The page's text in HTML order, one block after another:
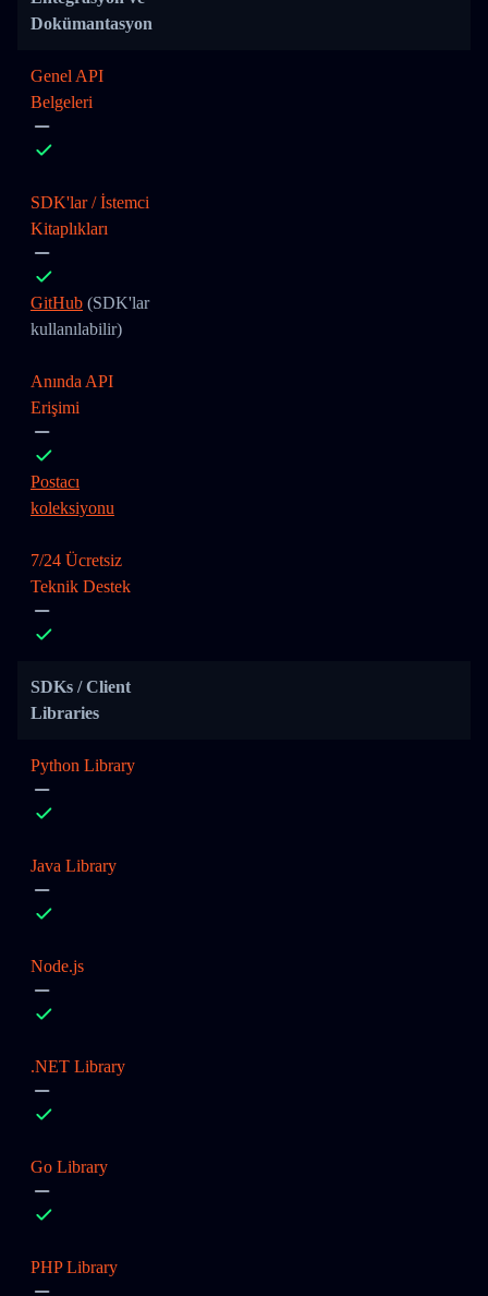
Dokümantasyon
Genel API
Belgeleri
SDK'lar / İstemci
Kitaplıkları
GitHub (SDK'lar
kullanılabilir)
Anında API
Erişimi
Postacı
koleksiyonu
7/24 Ücretsiz
Teknik Destek
SDKs / Client
Libraries
Python Library
Java Library
Node.js
.NET Library
Go Library
PHP Library